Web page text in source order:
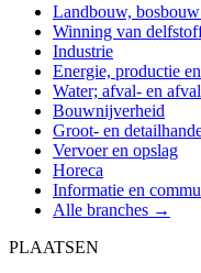
Landbouw,
Winning van
Industrie
Energie, productie
Water; afval- en
Bouwnijverheid
Groot- en
Vervoer en opslag
Horeca
Informatie en
Alle branches →
PLAATSEN